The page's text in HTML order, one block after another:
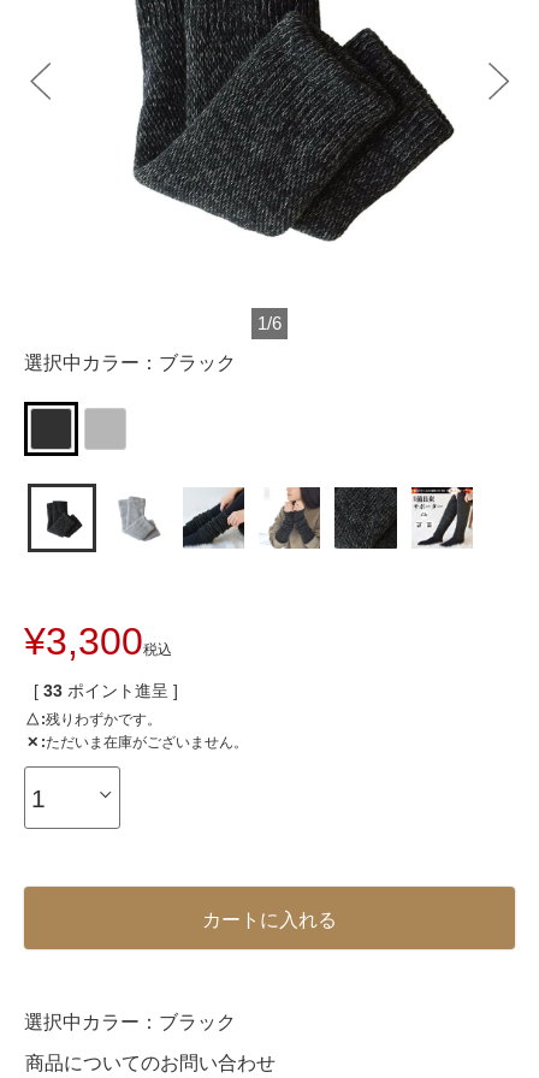
1/6
選択中カラー： ブラック
¥3,300税込
[ 33 ポイント進呈 ]
△ 残りわずかです。
✕ ただいま在庫がございません。
カートに入れる
選択中カラー： ブラック
商品についてのお問い合わせ